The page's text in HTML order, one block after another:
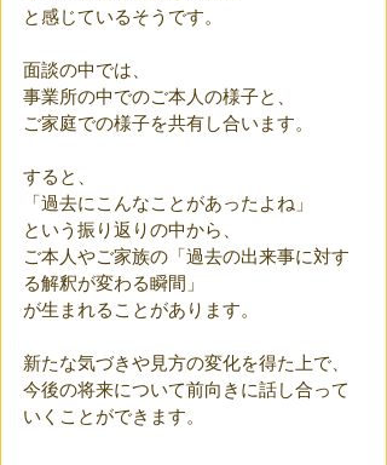
と感じているそうです。
面談の中では、
事業所の中でのご本人の様子と、
ご家庭での様子を共有し合います。
すると、
「過去にこんなことがあったよね」
という振り返りの中から、
ご本人やご家族の「過去の出来事に対す
る解釈が変わる瞬間」
が生まれることがあります。
新たな気づきや見方の変化を得た上で、
今後の将来について前向きに話し合って
いくことができます。